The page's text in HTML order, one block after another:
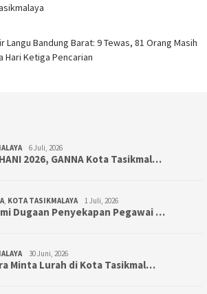
Langu Bandung Barat: 9 Tewas, 81 Orang Masih
Hari Ketiga Pencarian
6 Juli, 2026
2026, GANNA Kota Tasikmal…
KOTA TASIKMALAYA 1 Juli, 2026
Dugaan Penyekapan Pegawai …
30 Juni, 2026
Minta Lurah di Kota Tasikmal…